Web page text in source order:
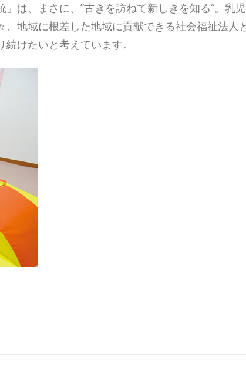
は、まさに、”古きを訪ねて新しきを知る“。乳
、地域に根差した地域に貢献できる社会福祉法
けたいと考えています。